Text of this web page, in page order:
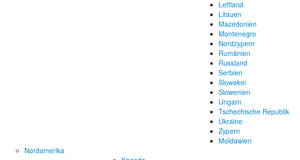
Lettland
Litauen
Mazedonien
Montenegro
Nordzypern
Rumänien
Russland
Serbien
Slowakei
Slowenien
Ungarn
Tschechische Republik
Ukraine
Zypern
Moldawien
Nordamerika